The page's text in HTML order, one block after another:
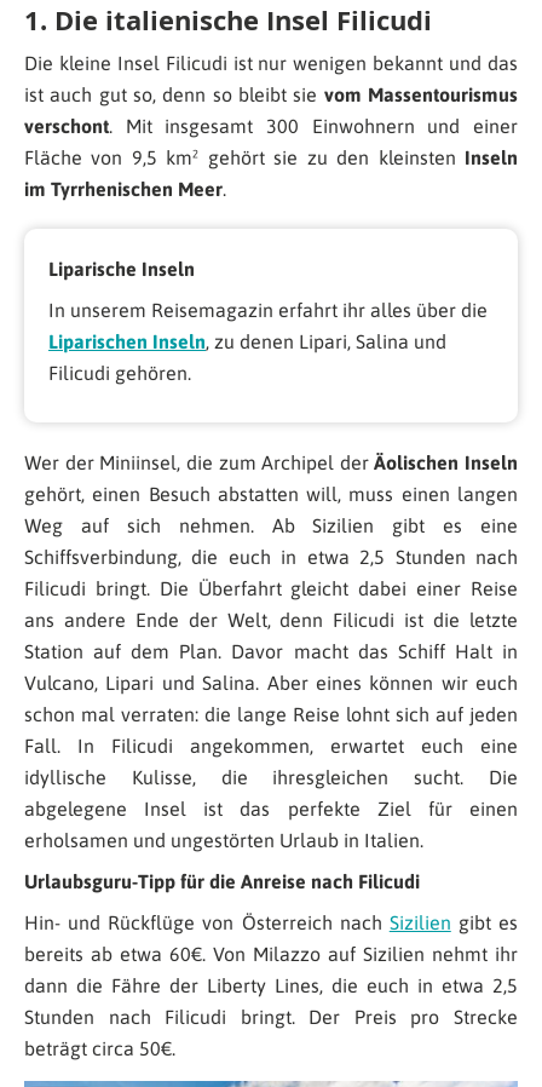
1. Die italienische Insel Filicudi
Die kleine Insel Filicudi ist nur wenigen bekannt und das
ist auch gut so, denn so bleibt sie vom Massentourismus
verschont. Mit insgesamt 300 Einwohnern und einer
Fläche von 9,5 km² gehört sie zu den kleinsten Inseln
im Tyrrhenischen Meer.
Liparische Inseln
In unserem Reisemagazin erfahrt ihr alles über die
Liparischen Inseln, zu denen Lipari, Salina und
Filicudi gehören.
Wer der Miniinsel, die zum Archipel derÄolischen Inseln
gehört, einen Besuch abstatten will, muss einen langen
Weg auf sich nehmen. Ab Sizilien gibt es eine
Schiffsverbindung, die euch in etwa 2,5 Stunden nach
Filicudi bringt. Die Überfahrt gleicht dabei einer Reise
ans andere Ende der Welt, denn Filicudi ist die letzte
Station auf dem Plan. Davor macht das Schiff Halt in
Vulcano, Lipari und Salina. Aber eines können wir euch
schon mal verraten: die lange Reise lohnt sich auf jeden
Fall. In Filicudi angekommen, erwartet euch eine
idyllische Kulisse, die ihresgleichen sucht. Die
abgelegene Insel ist das perfekte Ziel für einen
erholsamen und ungestörten Urlaub in Italien.
Urlaubsguru-Tipp für die Anreise nach Filicudi
Hin- und Rückflüge von Österreich nach Sizilien gibt es
bereits ab etwa 60€. Von Milazzo auf Sizilien nehmt ihr
dann die Fähre der Liberty Lines, die euch in etwa 2,5
Stunden nach Filicudi bringt. Der Preis pro Strecke
beträgt circa 50€.